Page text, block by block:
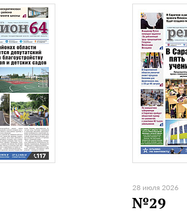
28 июля 2026
№29